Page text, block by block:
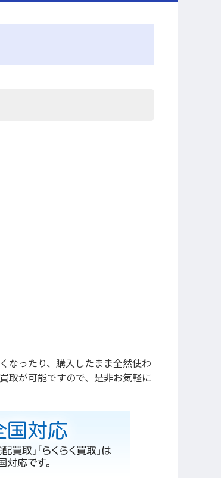
なったり、購入したまま全然使わ
取が可能ですので、是非お気軽に